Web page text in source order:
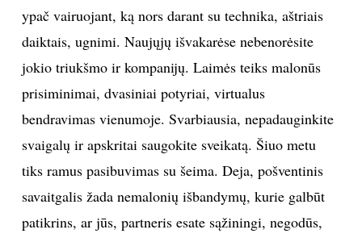
ypač vairuojant, ką nors darant su technika, aštriais
daiktais, ugnimi. Naujųjų išvakarėse nebenorėsite
jokio triukšmo ir kompanijų. Laimės teiks malonūs
prisiminimai, dvasiniai potyriai, virtualus
bendravimas vienumoje. Svarbiausia, nepadauginkite
svaigalų ir apskritai saugokite sveikatą. Šiuo metu
tiks ramus pasibuvimas su šeima. Deja, pošventinis
savaitgalis žada nemalonių išbandymų, kurie galbūt
patikrins, ar jūs, partneris esate sąžiningi, negodūs,